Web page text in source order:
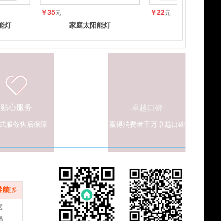
灯
￥35元
家庭太阳能灯
￥22元
服务售后保障
贴心服务
赢得消费者千万卓越口碑
卓越口碑
航更多